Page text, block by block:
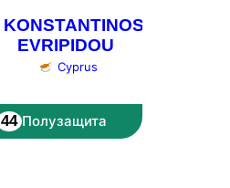
KONSTANTINOS
EVRIPIDOU
Cyprus
44 Полузащита